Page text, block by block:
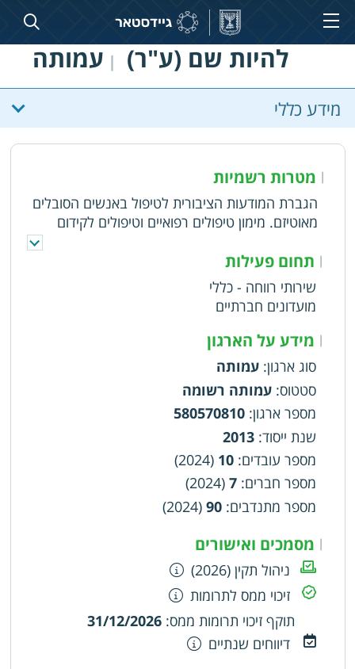
להיות שם (ע"ר) | עמותה
מידע כללי
| מטרות רשמיות
הגברת המודעות הציבורית לטיפול באנשים הסובלים
מאוטיזם. מימון טיפולים רפואיים וטיפולים לקידום
תמיכות כספיות למשפחות המגדלות ילדים אוטיסטים.
סיוע בשילוב אנשים אוטיסטים בקהילה
| תחום פעילות
שירותי רווחה - כללי
מועדונים חברתיים
| מידע על הארגון
סוג ארגון: עמותה
סטטוס: עמותה רשומה
מספר ארגון:
580570810
שנת ייסוד:
2013
מספר עובדים:
10
(2024)
מספר חברים:
7
(2024)
מספר מתנדבים:
90
(2024)
| מסמכים ואישורים
ניהול תקין (2026)
זיכוי ממס לתרומות
תוקף זיכוי תרומות ממס:
31/12/2026
דיווחים שנתיים